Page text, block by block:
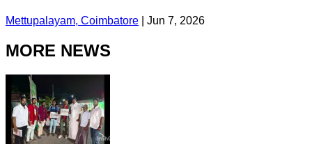
Mettupalayam, Coimbatore Jun 7, 2026
MORE NEWS